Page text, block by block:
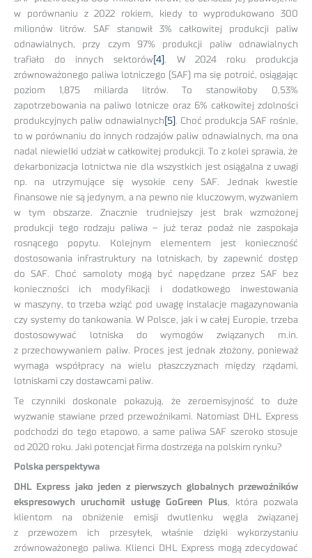
w porównaniu z 2022 rokiem, kiedy to wyprodukowano 300
milionów litrów. SAF stanowił 3% całkowitej produkcji paliw
odnawialnych, przy czym 97% produkcji paliw odnawialnych
trafiało do innych sektorów[4] . W 2024 roku produkcja
zrównoważonego paliwa lotniczego (SAF) ma się potroić, osiągając
poziom 1,875 miliarda litrów. To stanowiłoby 0,53%
zapotrzebowania na paliwo lotnicze oraz 6% całkowitej zdolności
produkcyjnych paliw odnawialnych [5] . Choć produkcja SAF rośnie,
to w porównaniu do innych rodzajów paliw odnawialnych, ma ona
nadal niewielki udział w całkowitej produkcji. To z kolei sprawia, że
dekarbonizacja lotnictwa nie dla wszystkich jest osiągalna z uwagi
np. na utrzymujące się wysokie ceny SAF. Jednak kwestie
finansowe nie są jedynym, a na pewno nie kluczowym, wyzwaniem
w tym obszarze. Znacznie trudniejszy jest brak wzmożonej
produkcji tego rodzaju paliwa – już teraz podaż nie zaspokaja
rosnącego popytu. Kolejnym elementem jest konieczność
dostosowania infrastruktury na lotniskach, by zapewnić dostęp
do SAF. Choć samoloty mogą być napędzane przez SAF bez
konieczności ich modyfikacji i dodatkowego inwestowania
w maszyny, to trzeba wziąć pod uwagę instalacje magazynowania
czy systemy do tankowania. W Polsce, jak i w całej Europie, trzeba
dostosowywać lotniska do wymogów związanych m.in.
z przechowywaniem paliw. Proces jest jednak złożony, ponieważ
wymaga współpracy na wielu płaszczyznach między rządami,
lotniskami czy dostawcami paliw.
Te czynniki doskonale pokazują, że zeroemisyjność to duże
wyzwanie stawiane przed przewoźnikami. Natomiast DHL Express
podchodzi do tego etapowo, a same paliwa SAF szeroko stosuje
od 2020 roku. Jaki potencjał firma dostrzega na polskim rynku?
Polska perspektywa
DHL Express jako jeden z pierwszych globalnych przewoźników
ekspresowych uruchomił usługę GoGreen Plus, która pozwala
klientom na obniżenie emisji dwutlenku węgla związanej
z przewozem ich przesyłek, właśnie dzięki wykorzystaniu
zrównoważonego paliwa. Klienci DHL Express mogą zdecydować